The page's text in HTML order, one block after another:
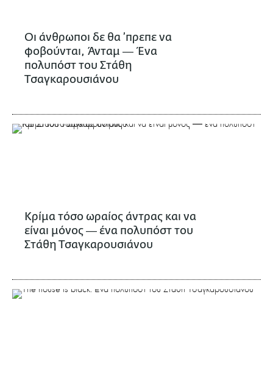
Οι άνθρωποι δε θα ’πρεπε να
φοβούνται, Άνταμ ― Ένα
πολυπόστ του Στάθη
Τσαγκαρουσιάνου
Κρίμα τόσο ωραίος άντρας και να
είναι μόνος ― ένα πολυπόστ του
Στάθη Τσαγκαρουσιάνου